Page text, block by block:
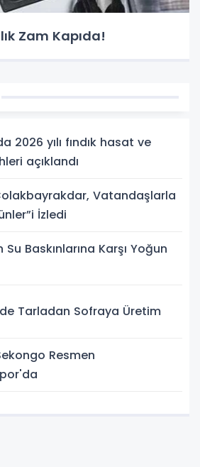
Zam Kapıda!
2026 yılı fındık hasat ve
açıklandı
Vatandaşlarla
İzledi
Su Baskınlarına Karşı Yoğun
Tarladan Sofraya Üretim
Resmen